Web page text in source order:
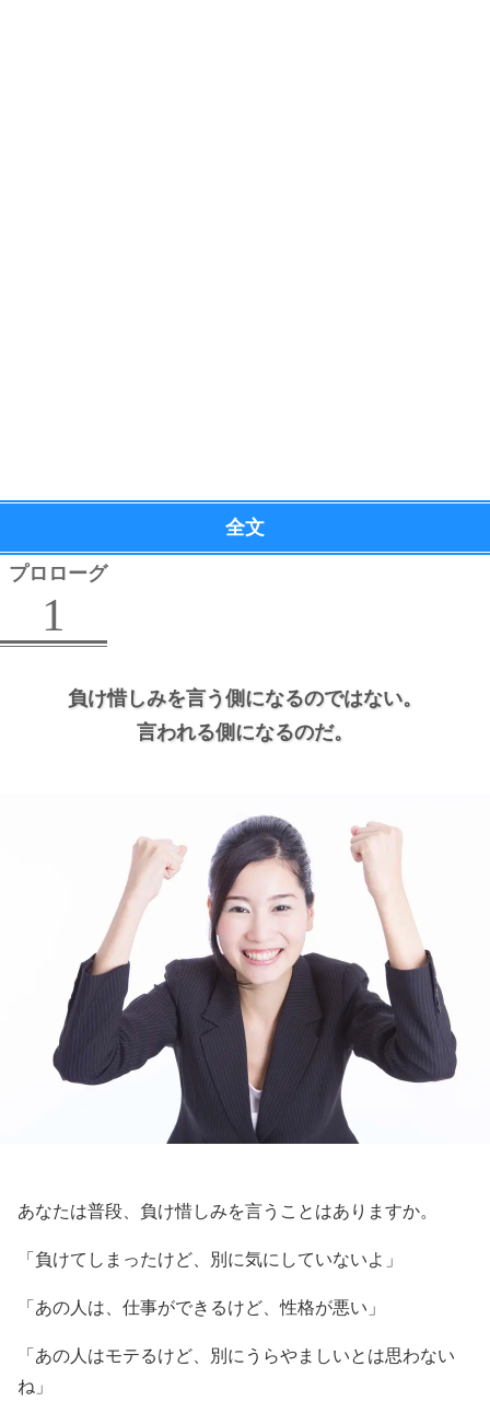
全文
プロローグ
1
負け惜しみを言う側になるのではない。
言われる側になるのだ。
あなたは普段、負け惜しみを言うことはありますか。
「負けてしまったけど、別に気にしていないよ」
「あの人は、仕事ができるけど、性格が悪い」
「あの人はモテるけど、別にうらやましいとは思わない
ね」